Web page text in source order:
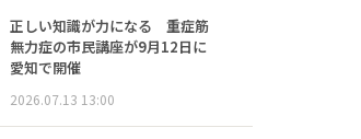
正しい知識が力になる 重症筋
無力症の市民講座が9月12日に
愛知で開催
2026.07.13 13:00